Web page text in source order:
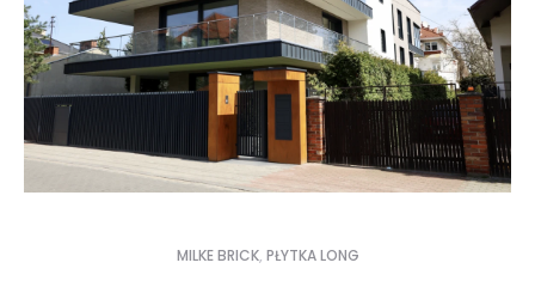
MILKE BRICK, PŁYTKA LONG